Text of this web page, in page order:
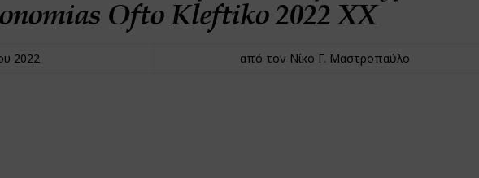
Ofto Kleftiko 2022 XX
2022 από τον Νίκο Γ. Μαστροπαύλο